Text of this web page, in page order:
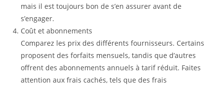
mais il est toujours bon de s’en assurer avant de
s’engager.
Coût et abonnements
Comparez les prix des différents fournisseurs. Certains
proposent des forfaits mensuels, tandis que d’autres
offrent des abonnements annuels à tarif réduit. Faites
attention aux frais cachés, tels que des frais